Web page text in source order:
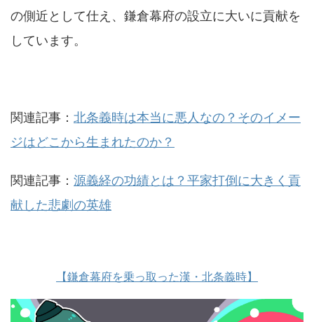
の側近として仕え、鎌倉幕府の設立に大いに貢献を
しています。
関連記事： 北条義時は本当に悪人なの？そのイメー
ジはどこから生まれたのか？
関連記事： 源義経の功績とは？平家打倒に大きく貢
献した悲劇の英雄
【鎌倉幕府を乗っ取った漢・北条義時】